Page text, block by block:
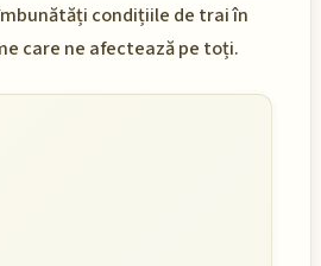
condițiile de trai în
care ne afectează pe toți.